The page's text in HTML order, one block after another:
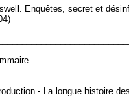
Enquêtes, secret et
- La longue histoire